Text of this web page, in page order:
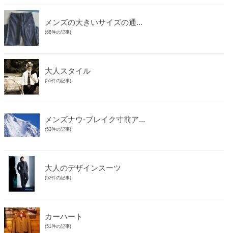
メンズの大きいサイズの通...
(68件の記事)
大人スタイル
(55件の記事)
メンズナウ-ブレイク寸前ア...
(53件の記事)
大人のデザインスーツ
(52件の記事)
カーハート
(51件の記事)